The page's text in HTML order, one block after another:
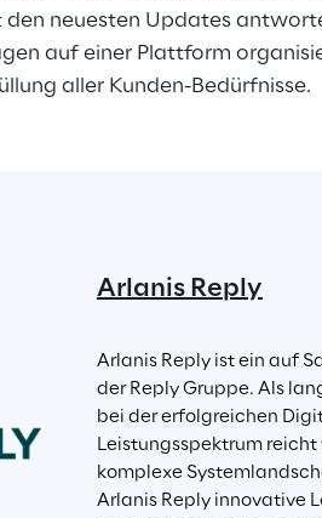
den neuesten Updates
auf einer Plattform
aller Kunden-Bedürfnisse.
Arlanis Reply
Arlanis Reply ist ein auf
der Reply Gruppe. Als
bei der erfolgreichen
Leistungsspektrum
komplexe
Arlanis Reply innovative